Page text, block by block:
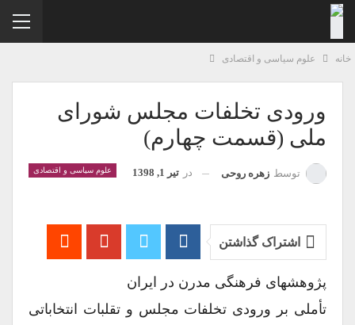
علوم سیاسی و اقتصادی
ورودی تخلفات مجلس شورای
ملی (قسمت چهارم)
علوم سیاسی و اقتصادی توسطزهره روحی درتیر 1, 1398
اشتراک گذاشتن
پژوهشهای فرهنگی مدرن در ایران
تأملی بر ورودی تخلفات مجلس و تقلبات انتخاباتی